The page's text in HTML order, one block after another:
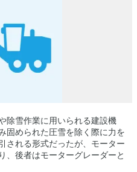
除雪作業に用いられる建設機
固められた圧雪を除く際に力を
される形式だったが、モーター
、後者はモーターグレーダーと